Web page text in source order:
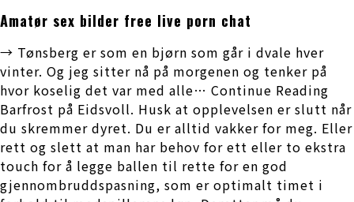
Amatør sex bilder free live porn chat
→ Tønsberg er som en bjørn som går i dvale hver
vinter. Og jeg sitter nå på morgenen og tenker på
hvor koselig det var med alle… Continue Reading
Barfrost på Eidsvoll. Husk at opplevelsen er slutt når
du skremmer dyret. Du er alltid vakker for meg. Eller
rett og slett at man har behov for ett eller to ekstra
touch for å legge ballen til rette for en god
gjennombruddspasning, som er optimalt timet i